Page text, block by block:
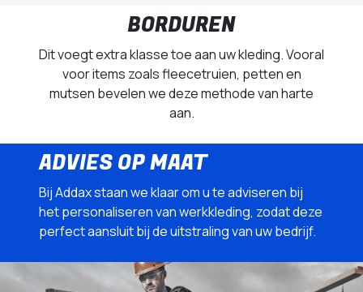
BORDUREN
Dit voegt extra klasse toe aan uw kleding. Vooral
voor items zoals fleecetruien, petten en
mutsen bevelen we deze methode van harte
aan.
ADVIES OP MAAT
Bij Addax staan we klaar om u te adviseren bij
het personaliseren van werkkleding, zodat deze
perfect aansluit bij de uitstraling van uw bedrijf.